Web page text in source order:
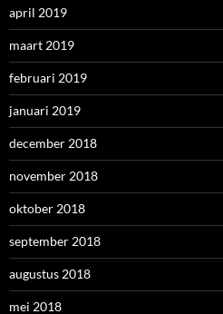
april 2019
maart 2019
februari 2019
januari 2019
december 2018
november 2018
oktober 2018
september 2018
augustus 2018
mei 2018